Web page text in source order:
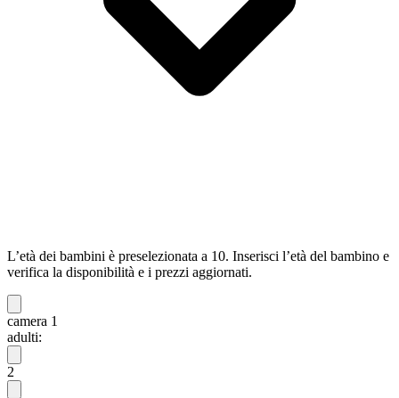
L’età dei bambini è preselezionata a 10. Inserisci l’età del bambino e
verifica la disponibilità e i prezzi aggiornati.
camera 1
adulti:
2